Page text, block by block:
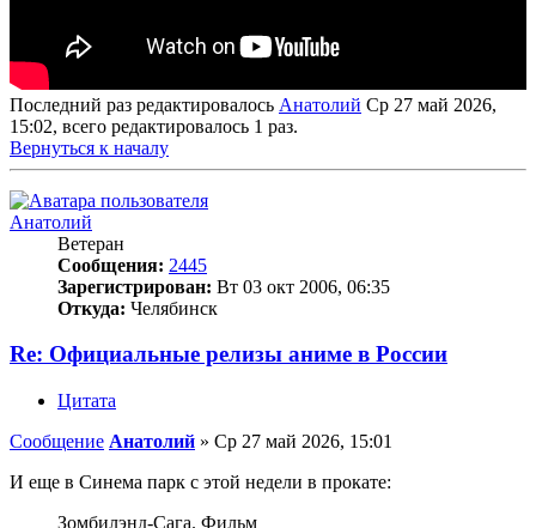
Последний раз редактировалось Анатолий Ср 27 май 2026,
15:02, всего редактировалось 1 раз.
Вернуться к началу
Анатолий
Ветеран
Сообщения: 2445
Зарегистрирован: Вт 03 окт 2006, 06:35
Откуда: Челябинск
Re: Официальные релизы аниме в России
Цитата
Сообщение Анатолий » Ср 27 май 2026, 15:01
И еще в Синема парк с этой недели в прокате:
Зомбилэнд-Сага. Фильм